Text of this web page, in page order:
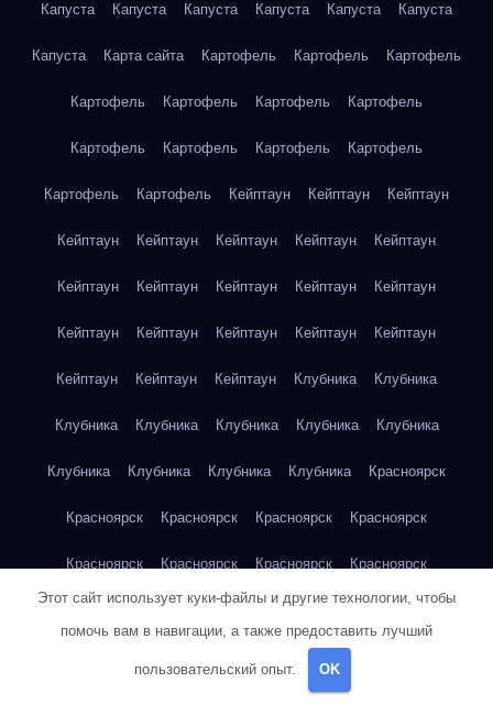
Капуста Капуста Капуста Капуста Капуста Капуста
Капуста Карта сайта Картофель Картофель Картофель
Картофель Картофель Картофель Картофель
Картофель Картофель Картофель Картофель
Картофель Картофель Кейптаун Кейптаун Кейптаун
Кейптаун Кейптаун Кейптаун Кейптаун Кейптаун
Кейптаун Кейптаун Кейптаун Кейптаун Кейптаун
Кейптаун Кейптаун Кейптаун Кейптаун Кейптаун
Кейптаун Кейптаун Кейптаун Клубника Клубника
Клубника Клубника Клубника Клубника Клубника
Клубника Клубника Клубника Клубника Красноярск
Красноярск Красноярск Красноярск Красноярск
Красноярск Красноярск Красноярск Красноярск
Красноярск Красноярск Красноярск
Кукуруза
Этот сайт использует куки-файлы и другие технологии, чтобы
помочь вам в навигации, а также предоставить лучший
пользовательский опыт. OK